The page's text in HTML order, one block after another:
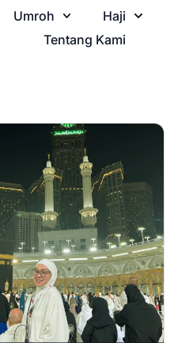
Umroh Haji
Tentang Kami